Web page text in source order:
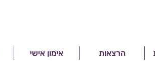
הרצאות אימון אישי